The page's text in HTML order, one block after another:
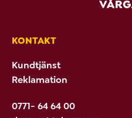
KONTAKT
Kundtjänst
Reklamation
0771- 64 64 00